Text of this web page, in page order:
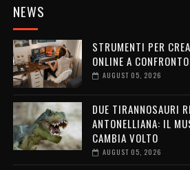
NEWS
STRUMENTI PER
ONLINE A CONFRONTO
AUGUST 05, 2026
DUE TIRANNOSAURI
ANTONELLIANA: IL
CAMBIA VOLTO
AUGUST 05, 2026